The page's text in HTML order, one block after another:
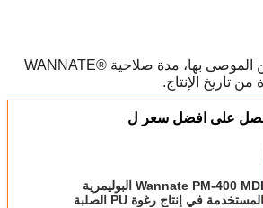
في ظل ظروف التخزين الموصى بها، مدة صلاحية WANNATE®
على افضل سعر ل
Wannate PM-400 MDI البوليمرية
المستخدمة في إنتاج رغوة PU الصلبة